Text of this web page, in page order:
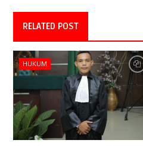
RELATED POST
HUKUM